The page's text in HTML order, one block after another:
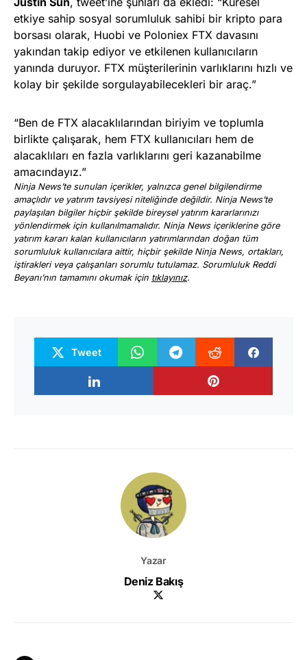
etkiye sahip sosyal sorumluluk sahibi bir kripto para
borsası olarak, Huobi ve Poloniex FTX davasını
yakından takip ediyor ve etkilenen kullanıcıların
yanında duruyor. FTX müşterilerinin varlıklarını hızlı ve
kolay bir şekilde sorgulayabilecekleri bir araç.”
“Ben de FTX alacaklılarından biriyim ve toplumla
birlikte çalışarak, hem FTX kullanıcıları hem de
alacaklıları en fazla varlıklarını geri kazanabilme
amacındayız.”
Ninja News’te sunulan içerikler, yalnızca genel bilgilendirme
amaçlıdır ve yatırım tavsiyesi niteliğinde değildir. Ninja News’te
paylaşılan bilgiler hiçbir şekilde bireysel yatırım kararlarınızı
yönlendirmek için kullanılmamalıdır. Ninja News içeriklerine göre
yatırım kararı kalan kullanıcıların yatırımlarından doğan tüm
sorumluluk kullanıcılara aittir, hiçbir şekilde Ninja News, ortakları,
iştirakleri veya çalışanları sorumlu tutulamaz. Sorumluluk Reddi
Beyanı’nın tamamını okumak için tıklayınız.
Tweet
Yazar
Deniz Bakış